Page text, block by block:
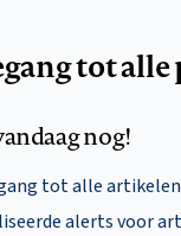
tot alle
nog!
tot alle artikelen
alerts voor